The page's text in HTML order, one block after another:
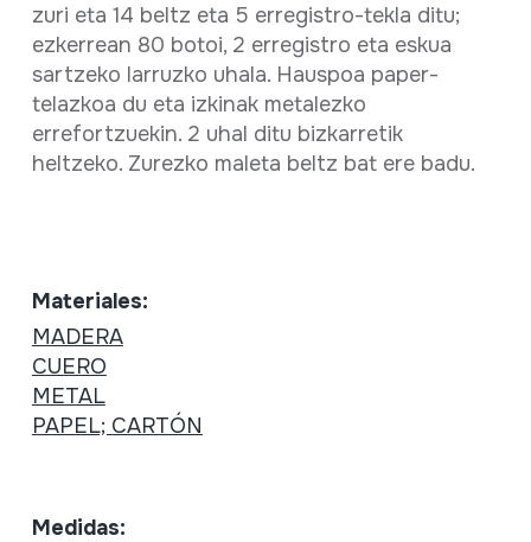
zuri eta 14 beltz eta 5 erregistro-tekla ditu;
ezkerrean 80 botoi, 2 erregistro eta eskua
sartzeko larruzko uhala. Hauspoa paper-
telazkoa du eta izkinak metalezko
errefortzuekin. 2 uhal ditu bizkarretik
heltzeko. Zurezko maleta beltz bat ere badu.
Materiales:
MADERA
CUERO
METAL
PAPEL; CARTÓN
Medidas: